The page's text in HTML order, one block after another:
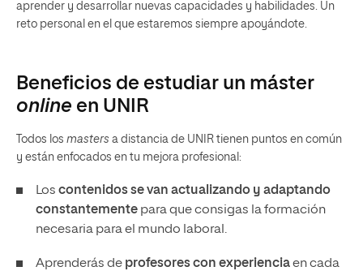
aprender y desarrollar nuevas capacidades y habilidades. Un
reto personal en el que estaremos siempre apoyándote.
Beneficios de estudiar un máster
online en UNIR
Todos los masters a distancia de UNIR tienen puntos en común
y están enfocados en tu mejora profesional:
Los contenidos se van actualizando y adaptando
constantemente para que consigas la formación
necesaria para el mundo laboral.
Aprenderás de profesores con experienciaen cada